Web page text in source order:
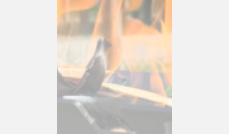
CIJENA
109 KM
SA
BESPLATNOM
POŠTARINOM!
Naručiti možete tako što nam